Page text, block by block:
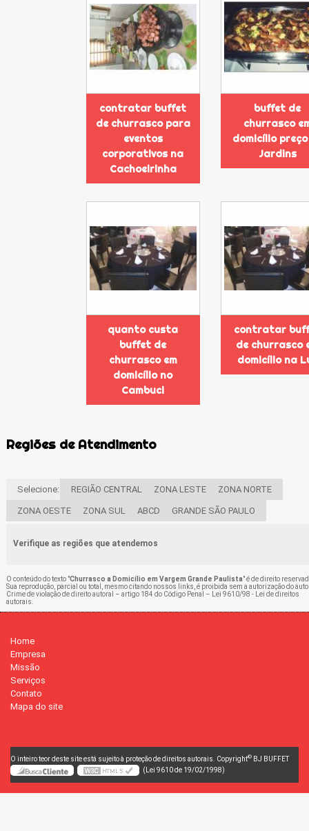
contratar buffet
de churrasco para
eventos
corporativos na
Cachoeirinha
buffet de
churrasco
domicílio
Jardins
quanto custa
buffet de
churrasco em
domicílio no
Cambuci
contratar
de churrasco
domicílio na
Regiões de Atendimento
Selecione: REGIÃO CENTRAL ZONA LESTE ZONA NORTE
ZONA OESTE ZONA SUL ABCD GRANDE SÃO PAULO
Verifique as regiões que atendemos
O conteúdo do texto "Churrasco a Domicílio em Vargem Grande Paulista" é de direito
Sua reprodução, parcial ou total, mesmo citando nossos links, é proibida sem a autorização do
Crime de violação de direito autoral – artigo 184 do Código Penal –
Lei 9610/98 - Lei de direitos
autorais
Home
Empresa
Missão
Serviços
Contato
Mapa do site
O inteiro teor deste site está sujeito à proteção de direitos autorais. Copyright© BJ BUFFET
(Lei 9610 de 19/02/1998)